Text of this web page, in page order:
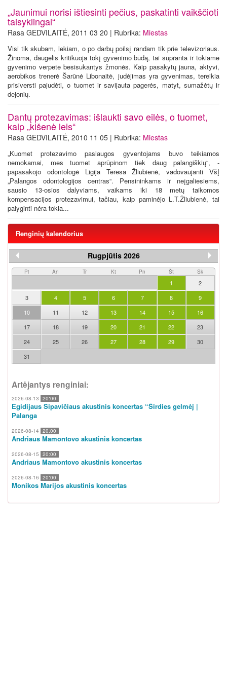
„Jaunimui norisi ištiesinti pečius, paskatinti vaikščioti
taisyklingai“
Rasa GEDVILAITĖ, 2011 03 20 | Rubrika: Miestas
Visi tik skubam, lekiam, o po darbų poilsį randam tik prie televizoriaus.
Žinoma, daugelis kritikuoja tokį gyvenimo būdą, tai supranta ir tokiame
gyvenimo verpete besisukantys žmonės. Kaip pasakytų jauna, aktyvi,
aerobikos trenerė Šarūnė Libonaitė, judėjimas yra gyvenimas, tereikia
prisiversti pajudėti, o tuomet ir savijauta pagerės, matyt, sumažėtų ir
dejonių.
Dantų protezavimas: išlaukti savo eilės, o tuomet,
kaip „kišenė leis“
Rasa GEDVILAITĖ, 2010 11 05 | Rubrika: Miestas
„Kuomet protezavimo paslaugos gyventojams buvo teikiamos
nemokamai, mes tuomet aprūpinom tiek daug palangiškių“, -
papasakojo odontologė Ligija Teresa Žliubienė, vadovaujanti VšĮ
„Palangos odontologijos centras“. Pensininkams ir neįgaliesiems,
sausio 13-osios dalyviams, vaikams iki 18 metų taikomos
kompensacijos protezavimui, tačiau, kaip paminėjo L.T.Žliubienė, tai
palyginti nėra tokia...
Renginių kalendorius
Rugpjūtis 2026
Pi An Tr Kt Pn Št Sk
1
2
3
4 5 6 7 8
9
10
11 12 13 14 15
16
17
18 19 20 21 22
23
24
25 26 27 28 29
30
31
Artėjantys renginiai:
2026-08-13 20:00
Egidijaus Sipavičiaus akustinis koncertas “Širdies gelmėj |
Palanga
2026-08-14 20:00
Andriaus Mamontovo akustinis koncertas
2026-08-15 20:00
Andriaus Mamontovo akustinis koncertas
2026-08-16 20:00
Monikos Marijos akustinis koncertas